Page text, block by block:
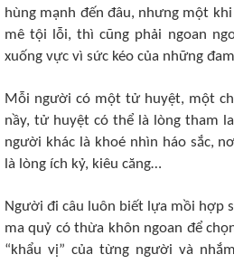
hùng mạnh đến đâu, nhưng một
mê tội lỗi, thì cũng phải ngoan
xuống vực vì sức kéo của những
Mỗi người có một tử huyệt, một
nầy, tử huyệt có thể là lòng tham
người khác là khoé nhìn háo sắc,
là lòng ích kỷ, kiêu căng…
Người đi câu luôn biết lựa mồi hợp
ma quỷ có thừa khôn ngoan để
“khẩu vị” của từng người và